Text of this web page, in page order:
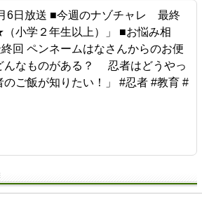
6日放送 ■今週のナゾチャレ 最終
小学２年生以上）」 ■お悩み相
ペンネームはなさんからのお便
んなものがある？ 忍者はどうやっ
ご飯が知りたい！」 #忍者 #教育 #